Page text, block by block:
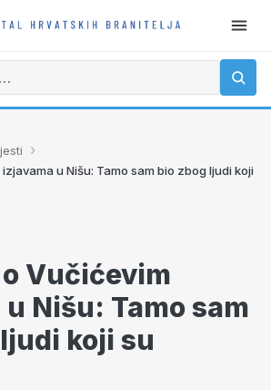
›
u Nišu: Tamo sam bio zbog ljudi koji
Vučićevim
Nišu: Tamo sam
koji su